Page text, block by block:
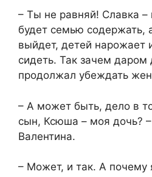
– Ты не равняй! Славка
будет семью содержать,
выйдет, детей нарожает
сидеть. Так зачем даром
продолжал убеждать
– А может быть, дело в
сын, Ксюша – моя дочь? –
Валентина.
– Может, и так. А почему